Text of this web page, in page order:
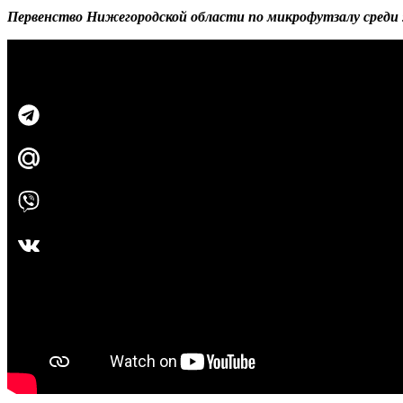
Первенство Нижегородской области по микрофутзалу